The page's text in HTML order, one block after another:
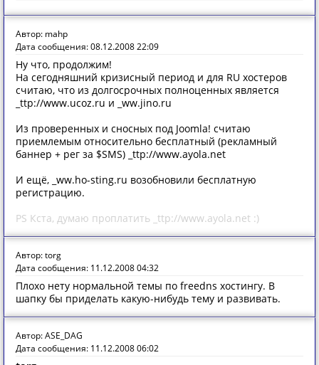
Автор: mahp
Дата сообщения: 08.12.2008 22:09
Ну что, продолжим!
На сегодняшний кризисный период и для RU хостеров
считаю, что из долгосрочных полноценных является
_ttp://www.ucoz.ru и _ww.jino.ru
Из проверенных и сносных под Joomla! считаю
приемлемым относительно бесплатный (рекламный
баннер + рег за $SMS) _ttp://www.ayola.net
И ещё, _ww.ho-sting.ru возобновили бесплатную
регистрацию.
PS Кста, думаю проплатить _ttp://www.ayola.net :)
Автор: torg
Дата сообщения: 11.12.2008 04:32
Плохо нету нормальной темы по freedns хостингу. В
шапку бы приделать какую-нибудь тему и развивать.
Автор: ASE_DAG
Дата сообщения: 11.12.2008 06:02